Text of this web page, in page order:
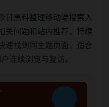
日黑料整理移动端搜索入
关问题和站内推荐，持续
速找到同主题页面，适合
连续浏览与复访。